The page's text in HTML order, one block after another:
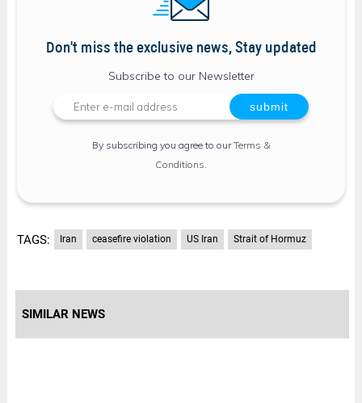
Don't miss the exclusive news, Stay updated
Subscribe to our Newsletter
By subscribing you agree to ourTerms &
Conditions
TAGS: Iran ceasefire violation US Iran Strait of Hormuz
SIMILAR NEWS